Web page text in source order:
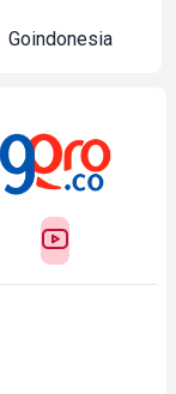
Goindonesia